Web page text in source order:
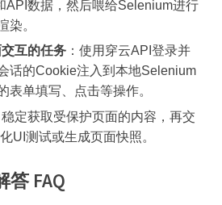
API数据，然后喂给Selenium进行
染。
互的任务 ：使用穿云API登录并
话的Cookie注入到本地Selenium
表单填写、点击等操作。
稳定获取受保护页面的内容，再交
UI测试或生成页面快照。
FAQ